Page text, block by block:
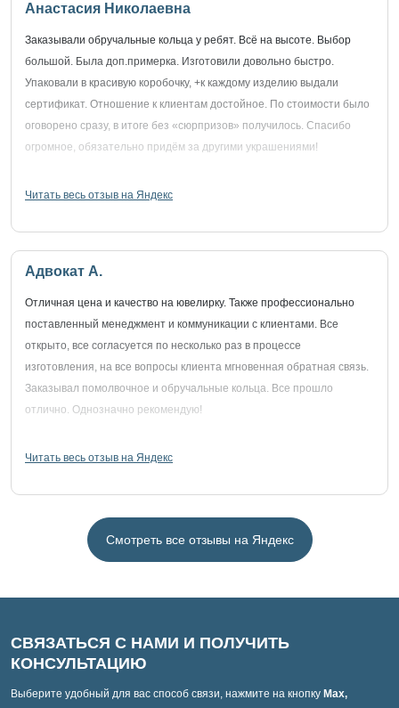
Анастасия Николаевна
Заказывали обручальные кольца у ребят. Всё на высоте. Выбор
большой. Была доп.примерка. Изготовили довольно быстро.
Упаковали в красивую коробочку, +к каждому изделию выдали
сертификат. Отношение к клиентам достойное. По стоимости было
оговорено сразу, в итоге без «сюрпризов» получилось. Спасибо
огромное, обязательно придём за другими украшениями!
Читать весь отзыв на Яндекс
Адвокат А.
Отличная цена и качество на ювелирку. Также профессионально
поставленный менеджмент и коммуникации с клиентами. Все
открыто, все согласуется по несколько раз в процессе
изготовления, на все вопросы клиента мгновенная обратная связь.
Заказывал помолвочное и обручальные кольца. Все прошло
отлично. Однозначно рекомендую!
Читать весь отзыв на Яндекс
Смотреть все отзывы на Яндекс
СВЯЗАТЬСЯ С НАМИ И ПОЛУЧИТЬ
КОНСУЛЬТАЦИЮ
Выберите удобный для вас способ связи, нажмите на кнопку Max,